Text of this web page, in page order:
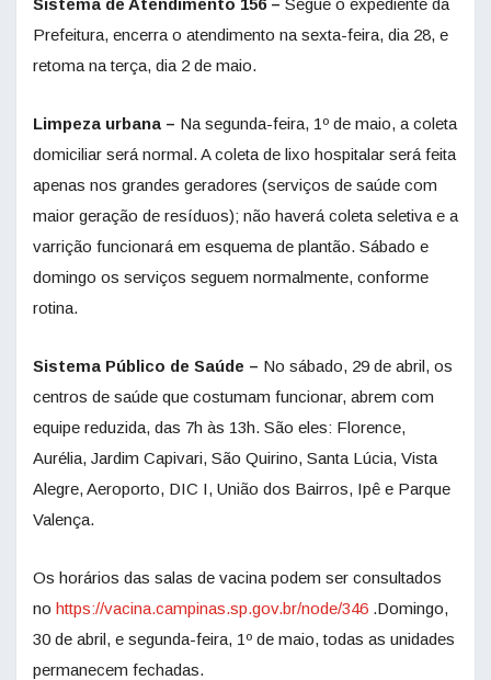
Prefeitura, encerra o atendimento na sexta-feira, dia 28, e
retoma na terça, dia 2 de maio.
Limpeza urbana – Na segunda-feira, 1º de maio, a coleta
domiciliar será normal. A coleta de lixo hospitalar será feita
apenas nos grandes geradores (serviços de saúde com
maior geração de resíduos); não haverá coleta seletiva e a
varrição funcionará em esquema de plantão. Sábado e
domingo os serviços seguem normalmente, conforme
rotina.
Sistema Público de Saúde – No sábado, 29 de abril, os
centros de saúde que costumam funcionar, abrem com
equipe reduzida, das 7h às 13h. São eles: Florence,
Aurélia, Jardim Capivari, São Quirino, Santa Lúcia, Vista
Alegre, Aeroporto, DIC I, União dos Bairros, Ipê e Parque
Valença.
Os horários das salas de vacina podem ser consultados
no https://vacina.campinas.sp.gov.br/node/346 .Domingo,
30 de abril, e segunda-feira, 1º de maio, todas as unidades
permanecem fechadas.